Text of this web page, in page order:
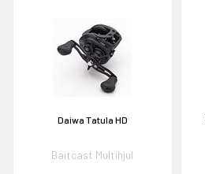
Daiwa Tatula HD
Baitcast Multihjul
DELTAG!